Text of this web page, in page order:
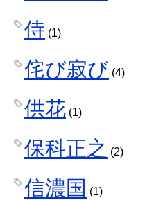
侍 (1)
侘び寂び (4)
供花 (1)
保科正之 (2)
信濃国 (1)